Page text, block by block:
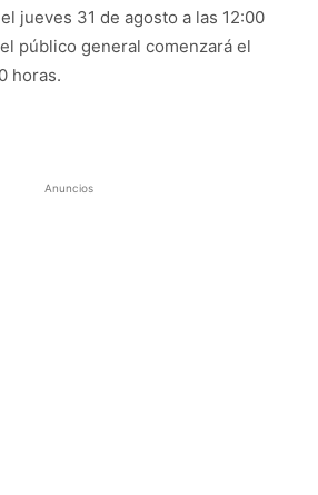
jueves 31 de agosto a las 12:00
público general comenzará el
horas.
Anuncios